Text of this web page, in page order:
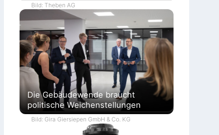
Bild: Theben AG
Die Gebäudewende braucht
politische Weichenstellungen
Bild: Gira Giersiepen GmbH & Co. KG